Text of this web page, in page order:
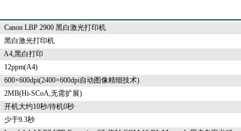
Canon LBP 2900 黑白激光打印机
黑白激光打印机
A4,黑白打印
12ppm(A4)
600×600dpi(2400×600dpi自动图像精细技术)
2MB(Hi-SCoA,无需扩展)
开机大约10秒/待机0秒
少于9.3秒